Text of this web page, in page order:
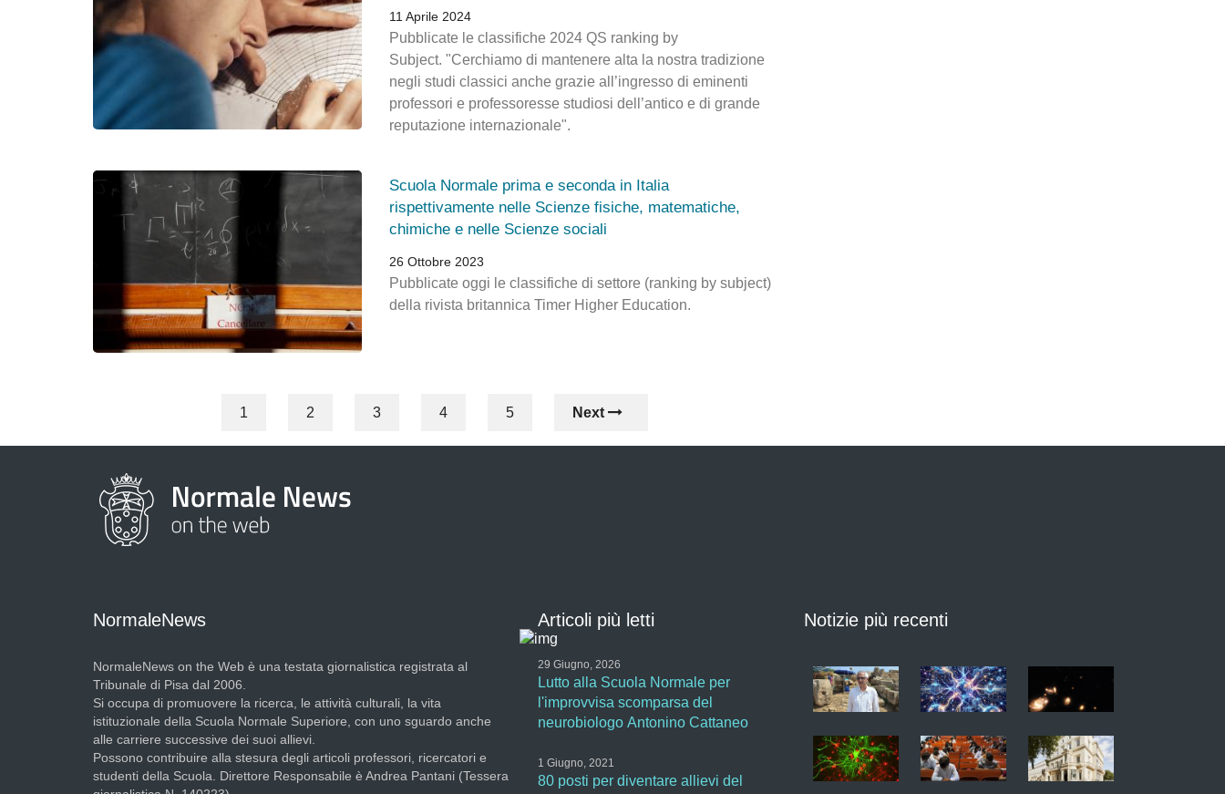
11 Aprile 2024
Pubblicate le classifiche 2024 QS ranking by
Subject. "Cerchiamo di mantenere alta la nostra tradizione
negli studi classici anche grazie all’ingresso di eminenti
professori e professoresse studiosi dell’antico e di grande
reputazione internazionale".
Scuola Normale prima e seconda in Italia
rispettivamente nelle Scienze fisiche, matematiche,
chimiche e nelle Scienze sociali
26 Ottobre 2023
Pubblicate oggi le classifiche di settore (ranking by subject)
della rivista britannica Timer Higher Education.
1 2 3 4 5 Next
NormaleNews
NormaleNews on the Web è una testata giornalistica registrata al
Tribunale di Pisa dal 2006.
Si occupa di promuovere la ricerca, le attività culturali, la vita
istituzionale della Scuola Normale Superiore, con uno sguardo anche
alle carriere successive dei suoi allievi.
Possono contribuire alla stesura degli articoli professori, ricercatori e
studenti della Scuola. Direttore Responsabile è Andrea Pantani (Tessera
Articoli più letti
29 Giugno, 2026
Lutto alla Scuola Normale per
l'improvvisa scomparsa del
neurobiologo Antonino Cattaneo
1 Giugno, 2021
80 posti per diventare allievi del
Notizie più recenti